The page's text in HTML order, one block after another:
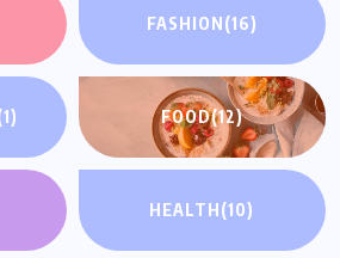
FASHION(16)
FOOD(12)
HEALTH(10)